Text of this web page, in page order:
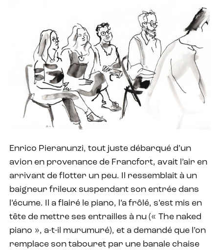
Enrico Pieranunzi, tout juste débarqué d’un
avion en provenance de Francfort, avait l’air en
arrivant de flotter un peu. Il ressemblait à un
baigneur frileux suspendant son entrée dans
l’écume. Il a flairé le piano, l’a frôlé, s’est mis en
tête de mettre ses entrailles à nu (« The naked
piano », a-t-il murumuré), et a demandé que l’on
remplace son tabouret par une banale chaise